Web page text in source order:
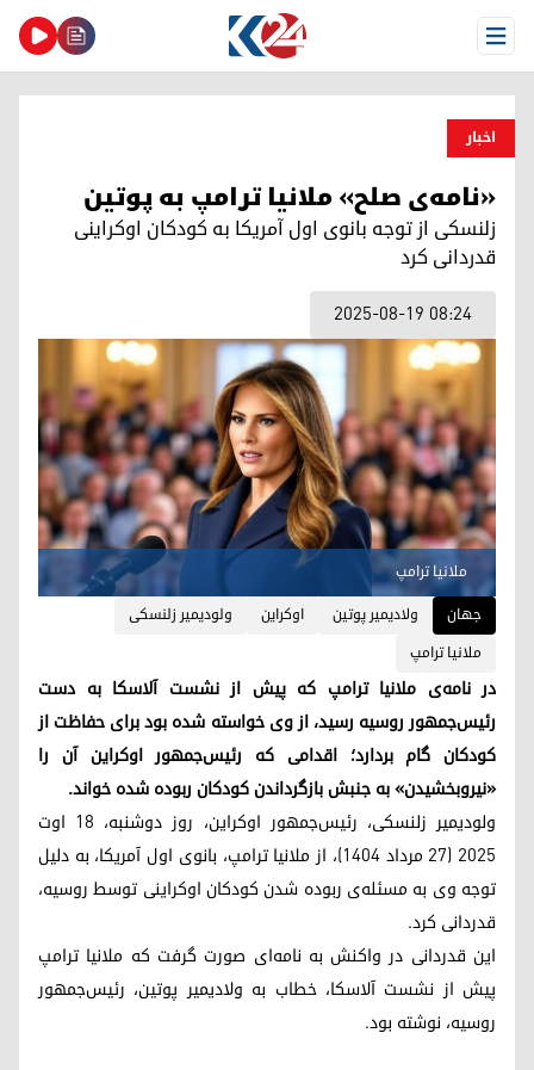
Open Menu
اخبار
«نامه‌ی صلح» ملانیا ترامپ به پوتین
زلنسکی از توجه بانوی اول آمریکا به کودکان اوکراینی
قدردانی کرد
2025-08-19 08:24
ملانیا ترامپ
جهان
ولادیمیر پوتین اوکراین
ولودیمیر زلنسکی
ملانیا ترامپ
در نامه‌ی ملانیا ترامپ که پیش از نشست آلاسکا به دست
رئیس‌جمهور روسیه رسید، از وی خواسته شده بود برای حفاظت از
کودکان گام بردارد؛ اقدامی که رئیس‌جمهور اوکراین آن را
«نیروبخشیدن» به جنبش بازگرداندن کودکان ربوده شده خواند.
ولودیمیر زلنسکی، رئیس‌جمهور اوکراین، روز دوشنبه، ۱۸ اوت
۲۰۲۵ (۲۷ مرداد ۱۴۰۴)، از ملانیا ترامپ، بانوی اول آمریکا، به دلیل
توجه وی به مسئله‌ی ربوده شدن کودکان اوکراینی توسط روسیه،
قدردانی کرد.
این قدردانی در واکنش به نامه‌ای صورت گرفت که ملانیا ترامپ
پیش از نشست آلاسکا، خطاب به ولادیمیر پوتین، رئیس‌جمهور
روسیه، نوشته بود.